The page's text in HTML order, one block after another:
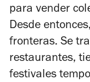
para vender
Desde
fronteras. Se
restaurantes,
festivales